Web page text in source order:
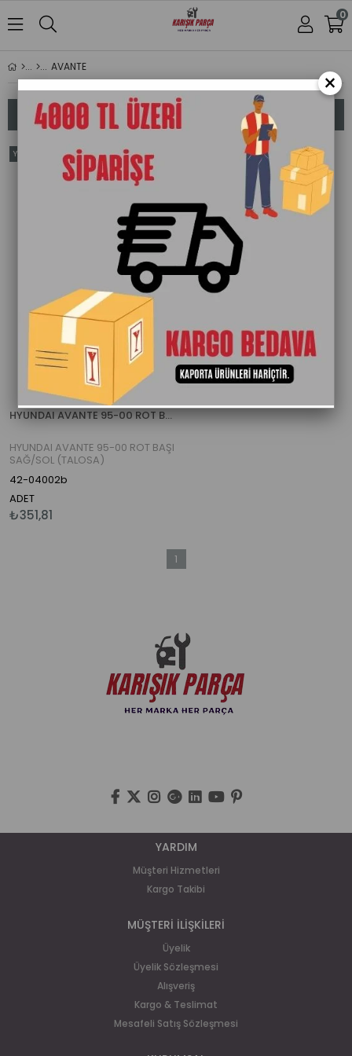
0
AVANTE
Filtreleme
Sıralama
HYUNDAI AVANTE 95-00 ROT BAŞI SAĞ/SOL (TALOSA)
HYUNDAI AVANTE 95-00 ROT BAŞI
SAĞ/SOL (TALOSA)
42-04002b
ADET
₺351,81
Yeni
1
YARDIM
Müşteri Hizmetleri
Kargo Takibi
MÜŞTERİ İLİŞKİLERİ
Üyelik
Üyelik Sözleşmesi
Alışveriş
Kargo & Teslimat
Mesafeli Satış Sözleşmesi
×